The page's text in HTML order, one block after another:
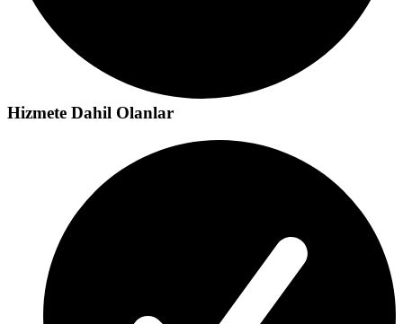
Hizmete Dahil Olanlar